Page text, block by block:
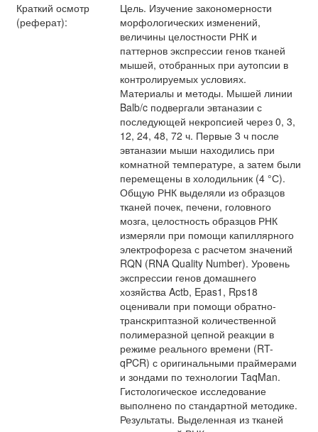
Краткий осмотр
(реферат):
Цель. Изучение закономерности
морфологических изменений,
величины целостности РНК и
паттернов экспрессии генов тканей
мышей, отобранных при аутопсии в
контролируемых условиях.
Материалы и методы. Мышей линии
Balb/c подвергали эвтаназии с
последующей некропсией через 0, 3,
12, 24, 48, 72 ч. Первые 3 ч после
эвтаназии мыши находились при
комнатной температуре, а затем были
перемещены в холодильник (4 °С).
Общую РНК выделяли из образцов
тканей почек, печени, головного
мозга, целостность образцов РНК
измеряли при помощи капиллярного
электрофореза с расчетом значений
RQN (RNA Quality Number). Уровень
экспрессии генов домашнего
хозяйства Actb, Epas1, Rps18
оценивали при помощи обратно-
транскриптазной количественной
полимеразной цепной реакции в
режиме реального времени (RT-
qPCR) с оригинальными праймерами
и зондами по технологии TaqMan.
Гистологическое исследование
выполнено по стандартной методике.
Результаты. Выделенная из тканей